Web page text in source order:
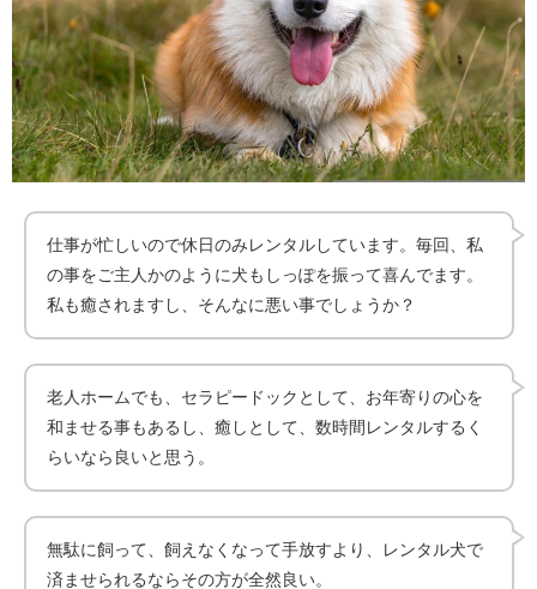
仕事が忙しいので休日のみレンタルしています。毎回、私
の事をご主人かのように犬もしっぽを振って喜んでます。
私も癒されますし、そんなに悪い事でしょうか？
老人ホームでも、セラピードックとして、お年寄りの心を
和ませる事もあるし、癒しとして、数時間レンタルするく
らいなら良いと思う。
無駄に飼って、飼えなくなって手放すより、レンタル犬で
済ませられるならその方が全然良い。